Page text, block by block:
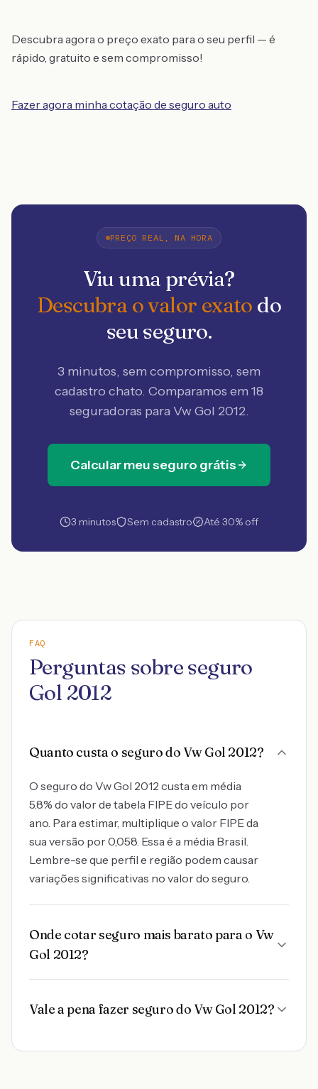
Descubra agora o preço exato para o seu perfil — é
rápido, gratuito e sem compromisso!
Fazer agora minha cotação de seguro auto
PREÇO REAL, NA HORA
Viu uma prévia?
Descubra o valor exato do
seu seguro.
3 minutos, sem compromisso, sem
cadastro chato. Comparamos em 18
seguradoras para Vw Gol 2012.
Calcular meu seguro grátis
3 minutos Sem cadastro Até 30% off
FAQ
Perguntas sobre seguro
Gol 2012
Quanto custa o seguro do Vw Gol 2012?
O seguro do Vw Gol 2012 custa em média
5.8% do valor de tabela FIPE do veículo por
ano. Para estimar, multiplique o valor FIPE da
sua versão por 0,058. Essa é a média Brasil.
Lembre-se que perfil e região podem causar
variações significativas no valor do seguro.
Onde cotar seguro mais barato para o Vw
Gol 2012?
Vale a pena fazer seguro do Vw Gol 2012?